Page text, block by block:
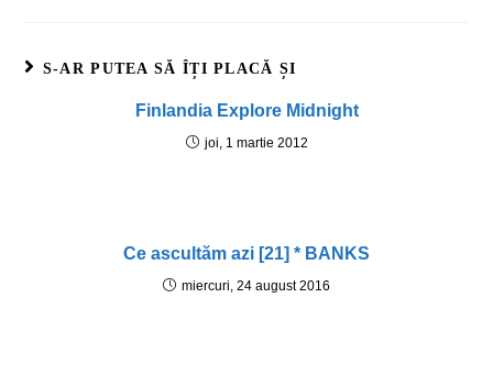
S-AR PUTEA SĂ ÎȚI PLACĂ ȘI
Finlandia Explore Midnight
joi, 1 martie 2012
Ce ascultăm azi [21] * BANKS
miercuri, 24 august 2016